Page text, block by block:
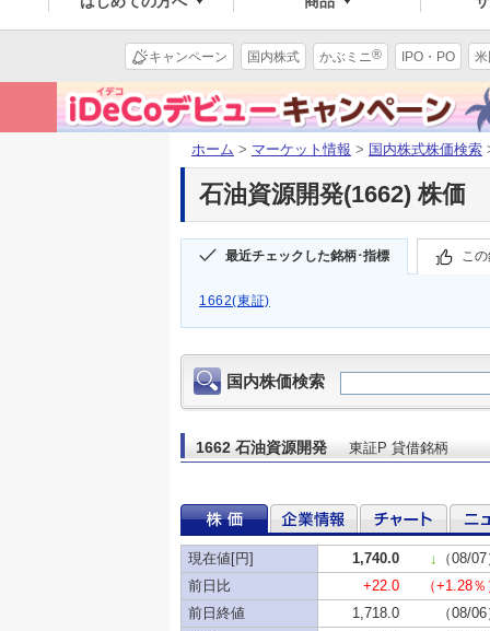
キャンペーン 国内株式 かぶミニ® IPO・PO
ホーム > マーケット情報 > 国内株式株価検索
石油資源開発(1662) 株価
最近チェックした銘柄･指標 こ
1662(東証)